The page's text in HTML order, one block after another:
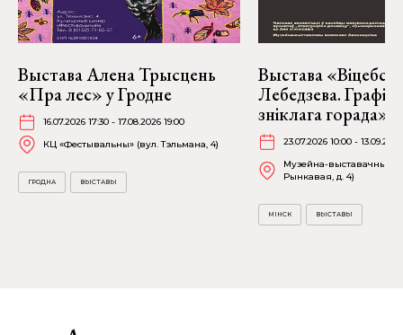
Выстава Алена Трысцень
«Пра лес» у Гродне
16.07.2026 17:30 - 17.08.2026 19:00
КЦ «Фестывальны» (вул. Тэльмана, 4)
ГРОДНА ВЫСТАВЫ
Выстава «Віцебск
Лебедзева.
зніклага горада»
23.07.2026 10:00 -
Музейна-выставачны
Рынкавая, д. 4)
МІНСК ВЫСТАВЫ